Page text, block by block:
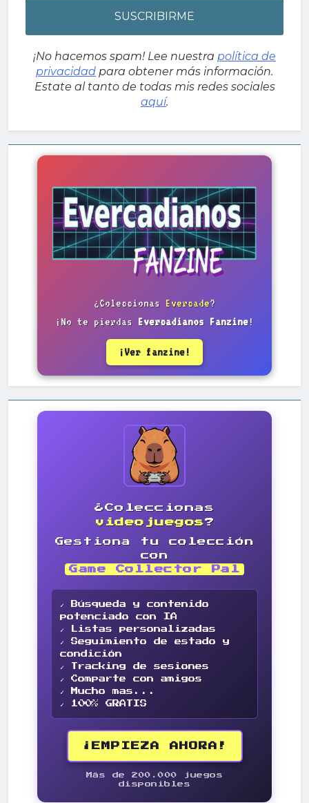
¡No hacemos spam! Lee nuestra política de
privacidad para obtener más información.
Estate al tanto de todas mis redes sociales
aquí.
¿Coleccionas Evercade?
¡No te pierdas Evercadianos Fanzine!
¡Ver fanzine!
¿Coleccionas
videojuegos?
Gestiona tu colección
con
Game Collector Pal
✓ Búsqueda y contenido
potenciado con IA
✓ Listas personalizadas
✓ Seguimiento de estado y
condición
✓ Tracking de sesiones
✓ Comparte con amigos
✓ Mucho mas...
✓ 100% GRATIS
¡EMPIEZA AHORA!
Más de 200.000 juegos
disponibles